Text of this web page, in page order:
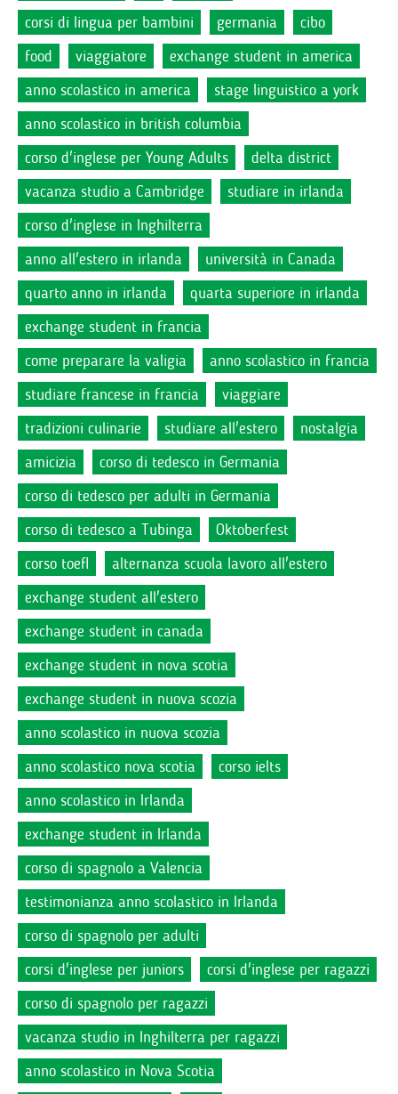
corsi di lingua per bambini
germania
cibo
food
viaggiatore
exchange student in america
anno scolastico in america
stage linguistico a york
anno scolastico in british columbia
corso d'inglese per Young Adults
delta district
vacanza studio a Cambridge
studiare in irlanda
corso d'inglese in Inghilterra
anno all'estero in irlanda
università in Canada
quarto anno in irlanda
quarta superiore in irlanda
exchange student in francia
come preparare la valigia
anno scolastico in francia
studiare francese in francia
viaggiare
tradizioni culinarie
studiare all'estero
nostalgia
amicizia
corso di tedesco in Germania
corso di tedesco per adulti in Germania
corso di tedesco a Tubinga
Oktoberfest
corso toefl
alternanza scuola lavoro all'estero
exchange student all'estero
exchange student in canada
exchange student in nova scotia
exchange student in nuova scozia
anno scolastico in nuova scozia
anno scolastico nova scotia
corso ielts
anno scolastico in Irlanda
exchange student in Irlanda
corso di spagnolo a Valencia
testimonianza anno scolastico in Irlanda
corso di spagnolo per adulti
corsi d'inglese per juniors
corsi d'inglese per ragazzi
corso di spagnolo per ragazzi
vacanza studio in Inghilterra per ragazzi
anno scolastico in Nova Scotia